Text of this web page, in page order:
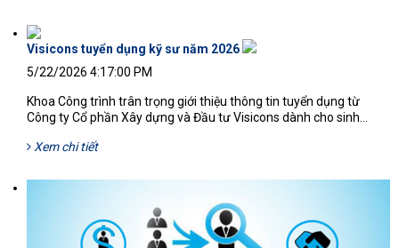
Visicons tuyển dụng kỹ sư năm 2026
5/22/2026 4:17:00 PM
Khoa Công trình trân trọng giới thiệu thông tin tuyển dụng từ
Công ty Cổ phần Xây dựng và Đầu tư Visicons dành cho sinh...
Xem chi tiết